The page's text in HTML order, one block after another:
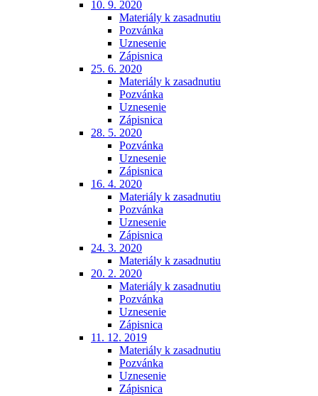
10. 9. 2020
Materiály k zasadnutiu
Pozvánka
Uznesenie
Zápisnica
25. 6. 2020
Materiály k zasadnutiu
Pozvánka
Uznesenie
Zápisnica
28. 5. 2020
Pozvánka
Uznesenie
Zápisnica
16. 4. 2020
Materiály k zasadnutiu
Pozvánka
Uznesenie
Zápisnica
24. 3. 2020
Materiály k zasadnutiu
20. 2. 2020
Materiály k zasadnutiu
Pozvánka
Uznesenie
Zápisnica
11. 12. 2019
Materiály k zasadnutiu
Pozvánka
Uznesenie
Zápisnica